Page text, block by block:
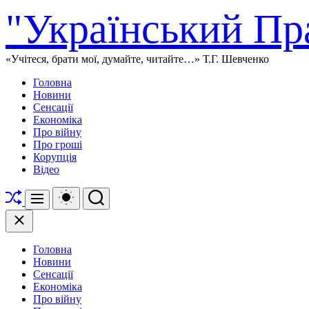
до
вмісту
"Український
«Учітеся, брати мої, думайте, читайте…» Т.Г. Шевченко
Головна
Новини
Сенсації
Економіка
Про війну
Про гроші
Корупція
Відео
Перетасувати
Меню
Перемикач
кольорового
Пошук
Закрити
Головна
Новини
Сенсації
Економіка
Про війну